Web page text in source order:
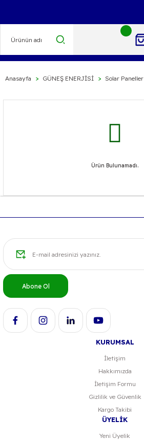
Anasayfa GÜNEŞ ENERJİSİ Solar Paneller
Ürün Bulunamadı.
Abone Ol
KURUMSAL
İletişim
Hakkımızda
İletişim Formu
Gizlilik ve Güvenlik
Kargo Takibi
ÜYELİK
Yeni Üyelik